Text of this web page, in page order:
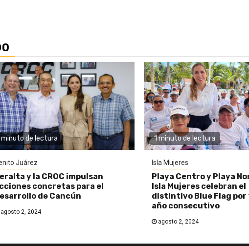
minuto de lectura
Juárez
y la CROC impulsan
concretas para el
de Cancún
2, 2024
1 minuto de lectura
Isla Mujeres
Playa Centro y Playa
Isla Mujeres celebran el
distintivo Blue Flag
año consecutivo
agosto 2, 2024